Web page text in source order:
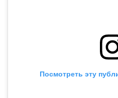
Посмотреть эту